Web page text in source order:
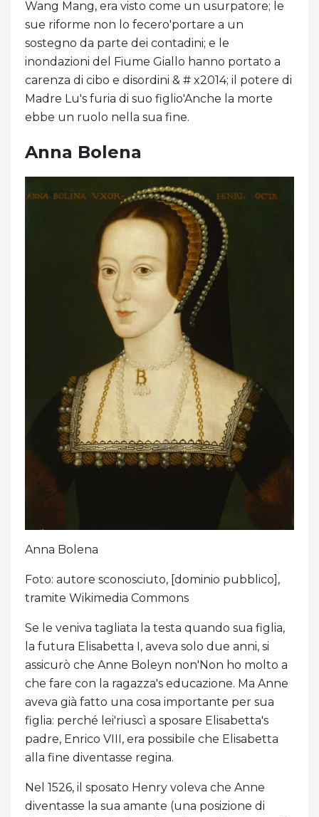
Wang Mang, era visto come un usurpatore; le
sue riforme non lo fecero'portare a un
sostegno da parte dei contadini; e le
inondazioni del Fiume Giallo hanno portato a
carenza di cibo e disordini & # x2014; il potere di
Madre Lu's furia di suo figlio'Anche la morte
ebbe un ruolo nella sua fine.
Anna Bolena
Anna Bolena
Foto: autore sconosciuto, [dominio pubblico],
tramite Wikimedia Commons
Se le veniva tagliata la testa quando sua figlia,
la futura Elisabetta I, aveva solo due anni, si
assicurò che Anne Boleyn non'Non ho molto a
che fare con la ragazza's educazione. Ma Anne
aveva già fatto una cosa importante per sua
figlia: perché lei'riuscì a sposare Elisabetta's
padre, Enrico VIII, era possibile che Elisabetta
alla fine diventasse regina.
Nel 1526, il sposato Henry voleva che Anne
diventasse la sua amante (una posizione di